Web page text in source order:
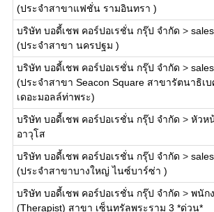
(ประจำสาขาแฟชั่น รามอินทรา )
บริษัท บอดี้เชพ คอร์ปอเรชั่น กรุ๊ป จำกัด >
(ประจำสาขา นครปฐม )
บริษัท บอดี้เชพ คอร์ปอเรชั่น กรุ๊ป จำกัด >
(ประจำสาขา Seacon Square สาขารัตนาธิเ
เดอะมอลล์ท่าพระ)
บริษัท บอดี้เชพ คอร์ปอเรชั่น กรุ๊ป จำกัด > หัวห
อาวุโส
บริษัท บอดี้เชพ คอร์ปอเรชั่น กรุ๊ป จำกัด >
(ประจำสาขาบางใหญ่ ไนซ์บาร์ซ่า )
บริษัท บอดี้เชพ คอร์ปอเรชั่น กรุ๊ป จำกัด > พนัก
(Therapist) สาขา เซ็นทรัลพระราม 3 *ด่วน*